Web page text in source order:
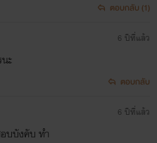
ตอบกลับ (1)
ะ
6 ปีที่แล้ว
ตอบกลับ
บบังคับ ทำ
6 ปีที่แล้ว